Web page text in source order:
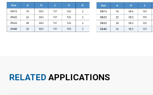
RELATED APPLICATIONS